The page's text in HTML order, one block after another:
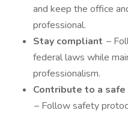
and keep the office
professional.
Stay compliant –
federal laws while
professionalism.
Contribute to a
– Follow safety